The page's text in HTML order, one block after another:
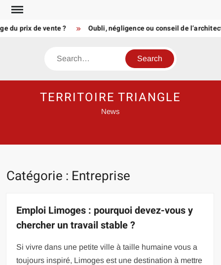
Skip
content
prix de vente ? Oubli, négligence ou conseil de l’architecte
Search
TERRITOIRE TRIANGLE
News
Catégorie : Entreprise
Emploi Limoges : pourquoi devez-vous y
chercher un travail stable ?
Si vivre dans une petite ville à taille humaine vous a
toujours inspiré, Limoges est une destination à mettre